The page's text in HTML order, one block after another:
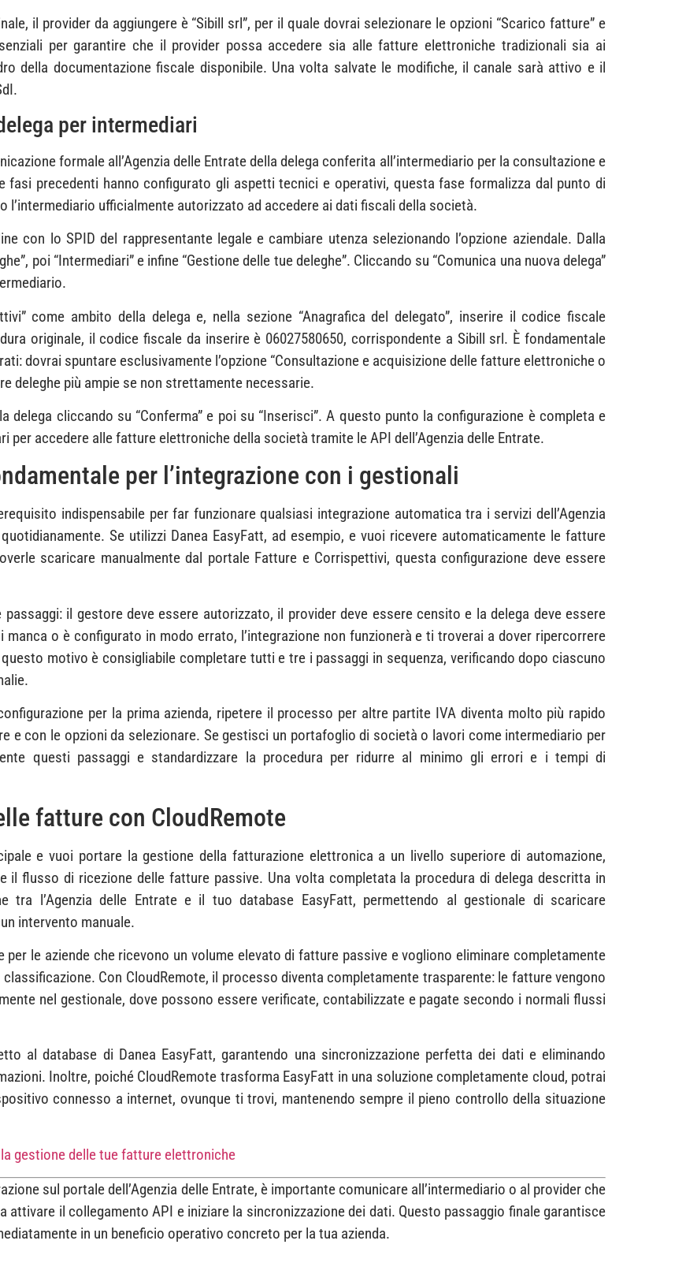
il provider da aggiungere è “Sibill srl”, per il quale dovrai selezionare le opzioni “Scarico fatture” e
per garantire che il provider possa accedere sia alle fatture elettroniche tradizionali sia ai
della documentazione fiscale disponibile. Una volta salvate le modifiche, il canale sarà attivo e il
per intermediari
formale all’Agenzia delle Entrate della delega conferita all’intermediario per la consultazione e
fasi precedenti hanno configurato gli aspetti tecnici e operativi, questa fase formalizza dal punto di
l’intermediario ufficialmente autorizzato ad accedere ai dati fiscali della società.
con lo SPID del rappresentante legale e cambiare utenza selezionando l’opzione aziendale. Dalla
poi “Intermediari” e infine “Gestione delle tue deleghe”. Cliccando su “Comunica una nuova delega”
come ambito della delega e, nella sezione “Anagrafica del delegato”, inserire il codice fiscale
originale, il codice fiscale da inserire è 06027580650, corrispondente a Sibill srl. È fondamentale
dovrai spuntare esclusivamente l’opzione “Consultazione e acquisizione delle fatture elettroniche o
deleghe più ampie se non strettamente necessarie.
cliccando su “Conferma” e poi su “Inserisci”. A questo punto la configurazione è completa e
per accedere alle fatture elettroniche della società tramite le API dell’Agenzia delle Entrate.
per l’integrazione con i gestionali
indispensabile per far funzionare qualsiasi integrazione automatica tra i servizi dell’Agenzia
Se utilizzi Danea EasyFatt, ad esempio, e vuoi ricevere automaticamente le fatture
scaricare manualmente dal portale Fatture e Corrispettivi, questa configurazione deve essere
il gestore deve essere autorizzato, il provider deve essere censito e la delega deve essere
o è configurato in modo errato, l’integrazione non funzionerà e ti troverai a dover ripercorrere
motivo è consigliabile completare tutti e tre i passaggi in sequenza, verificando dopo ciascuno
per la prima azienda, ripetere il processo per altre partite IVA diventa molto più rapido
e con le opzioni da selezionare. Se gestisci un portafoglio di società o lavori come intermediario per
questi passaggi e standardizzare la procedura per ridurre al minimo gli errori e i tempi di
fatture con CloudRemote
e vuoi portare la gestione della fatturazione elettronica a un livello superiore di automazione,
il flusso di ricezione delle fatture passive. Una volta completata la procedura di delega descritta in
tra l’Agenzia delle Entrate e il tuo database EasyFatt, permettendo al gestionale di scaricare
intervento manuale.
le aziende che ricevono un volume elevato di fatture passive e vogliono eliminare completamente
Con CloudRemote, il processo diventa completamente trasparente: le fatture vengono
nel gestionale, dove possono essere verificate, contabilizzate e pagate secondo i normali flussi
al database di Danea EasyFatt, garantendo una sincronizzazione perfetta dei dati e eliminando
Inoltre, poiché CloudRemote trasforma EasyFatt in una soluzione completamente cloud, potrai
connesso a internet, ovunque ti trovi, mantenendo sempre il pieno controllo della situazione
gestione delle tue fatture elettroniche
sul portale dell’Agenzia delle Entrate, è importante comunicare all’intermediario o al provider che
attivare il collegamento API e iniziare la sincronizzazione dei dati. Questo passaggio finale garantisce
in un beneficio operativo concreto per la tua azienda.